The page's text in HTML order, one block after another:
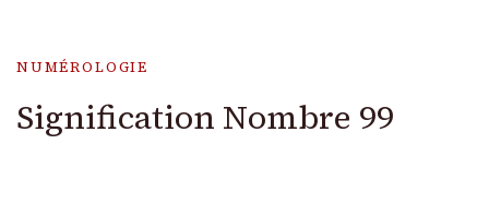
NUMÉROLOGIE
Signification Nombre 99